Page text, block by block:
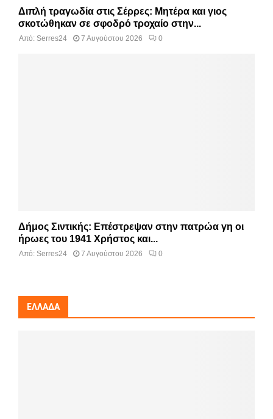
Διπλή τραγωδία στις Σέρρες: Μητέρα και γιος
σκοτώθηκαν σε σφοδρό τροχαίο στην...
Από: Serres24 7 Αυγούστου 2026 0
Δήμος Σιντικής: Επέστρεψαν στην πατρώα γη οι
ήρωες του 1941 Χρήστος και...
Από: Serres24 7 Αυγούστου 2026 0
ΕΛΛΆΔΑ